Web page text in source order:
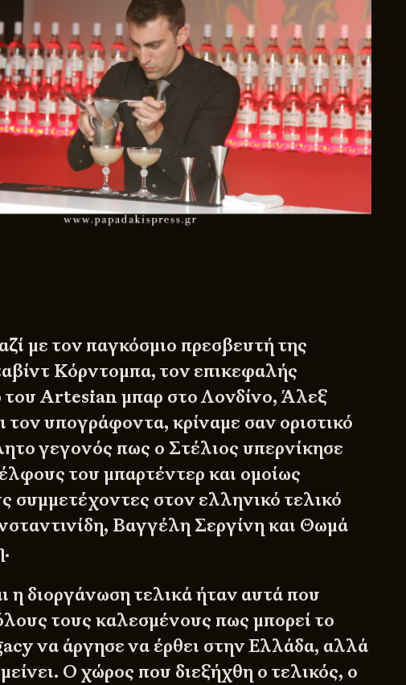
με τον παγκόσμιο πρεσβευτή της
Κόρντομπα, τον επικεφαλής
του Artesian μπαρ στο Λονδίνο, Άλεξ
τον υπογράφοντα, κρίναμε σαν οριστικό
γεγονός πως ο Στέλιος υπερνίκησε
του μπαρτέντερ και ομοίως
συμμετέχοντες στον ελληνικό τελικό
Βαγγέλη Σεργίνη και Θωμά
η διοργάνωση τελικά ήταν αυτά που
τους καλεσμένους πως μπορεί το
να άργησε να έρθει στην Ελλάδα, αλλά
Ο χώρος που διεξήχθη ο τελικός, ο